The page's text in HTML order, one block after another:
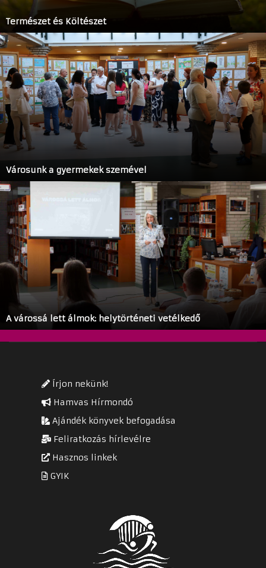
Természet és Költészet
Városunk a gyermekek szemével
A várossá lett álmok: helytörténeti vetélkedő
Írjon nekünk!
Hamvas Hírmondó
Ajándék könyvek befogadása
Feliratkozás hírlevélre
Hasznos linkek
GYIK